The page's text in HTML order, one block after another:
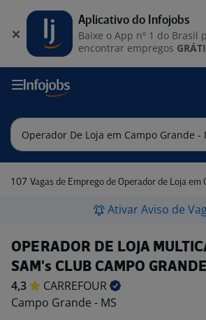
107 Vagas de Emprego de Operador de Loja em Campo
Ativar Aviso de
OPERADOR DE LOJA
SAM's CLUB CAMPO GRANDE
4,3
CARREFOUR
Campo Grande - MS
Aplicativo do Infojobs
Baixe o App nº 1 do Brasil
encontrar empregos